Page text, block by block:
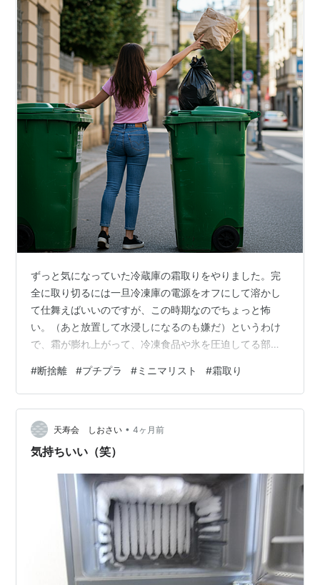
ずっと気になっていた冷蔵庫の霜取りをやりました。完
全に取り切るには一旦冷凍庫の電源をオフにして溶かし
て仕舞えばいいのですが、この時期なのでちょっと怖
い。（あと放置して水浸しになるのも嫌だ）というわけ
で、霜が膨れ上がって、冷凍食品や氷を圧迫してる部分
だけでもかなりスッキリ。でも早く霜取りできる冷蔵庫
に変えようと思っている（ただこれも夏場なので中に入
ってるものを入れ替えるとなると、、と思いなかなか二
の足を踏んでいる）一気にやろうと思うと時間がかかっ
たりするけど、掃除ってほんの少しでも定期的にやって
#断捨離 #プチプラ #ミニマリスト #霜取り
天寿会 しおさい • 4ヶ月前
気持ちいい（笑）